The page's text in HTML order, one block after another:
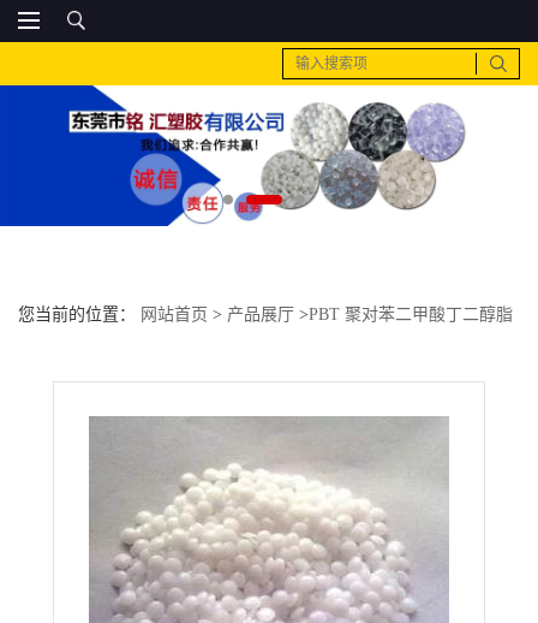
您当前的位置： 网站首页 > 产品展厅 >PBT 聚对苯二甲酸丁二醇脂